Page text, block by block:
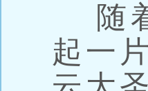
随着
起一